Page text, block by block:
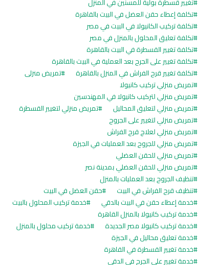
تكلفة إعطاء حقن العضل في البيت بالقاهرة
تكلفة تركيب الكانيولا في البيت في مصر
تكلفة تعليق المحلول بالمنزل في مصر
تكلفة تغيير القسطرة في البيت بالقاهرة
تكلفة تغيير على الجرح بعد العملية في البيت بالقاهرة
تكلفة تغيير قرح الفراش في المنزل بالقاهرة
تمريض منزلى
تمريض منزلي تركيب كانيولا
تمريض منزلي لتركيب كانيولا في المهندسين
تمريض منزلي لتعليق المحاليل
تمريض منزلي لتغيير القسطرة
تمريض منزلي لتغيير على الجروح
تمريض منزلي لعلاج قرح الفراش
تمريض منزلي للجروح بعد العمليات في الجيزة
تمريض منزلي للحقن العضلي
تمريض منزلي للحقن العضلي بمدينة نصر
تنظيف الجروح بعد العمليات بالمنزل
تنظيف قرح الفراش في البيت
حقن العضل في البيت
خدمة إعطاء حقن في البيت بالدقي
خدمة تركيب المحلول بالبيت
خدمة تركيب كانيولا بالمنزل القاهرة
خدمة تركيب كانيولا مصر الجديدة
خدمة تركيب محلول بالمنزل
خدمة تعليق محاليل في الجيزة
خدمة تغيير القسطرة في القاهرة
خدمة تغيير على الجرح في الدقي